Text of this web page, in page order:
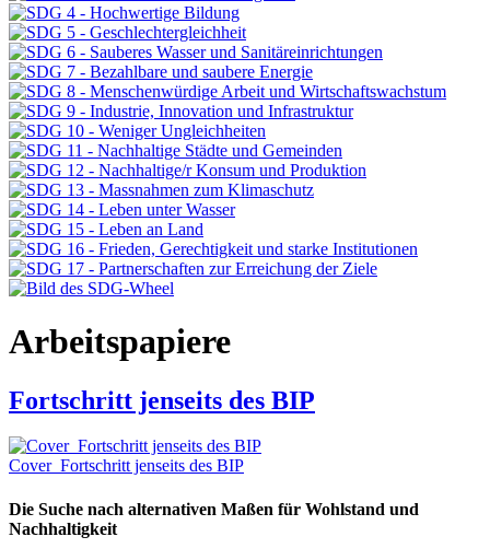
Arbeitspapiere
Fortschritt jenseits des BIP
Cover_Fortschritt jenseits des BIP
Die Suche nach alternativen Maßen für Wohlstand und
Nachhaltigkeit